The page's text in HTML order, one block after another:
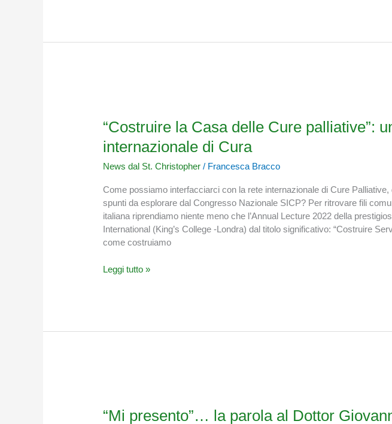
“Costruire la Casa delle Cure palliative”:
internazionale di Cura
News dal St. Christopher / Francesca Bracco
Come possiamo interfacciarci con la rete internazionale di Cure Palliative,
spunti da esplorare dal Congresso Nazionale SICP? Per ritrovare fili
italiana riprendiamo niente meno che l’Annual Lecture 2022 della
International (King’s College -Londra) dal titolo significativo: “Costruire
come costruiamo
Casa
Cure
palliative”:
rete
internazionale
di
Cura
Leggi tutto »
“Mi presento”… la parola al Dottor
la